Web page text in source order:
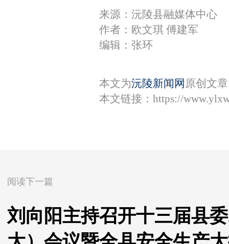
来源：沅陵县融媒体中心
作者：欧文琪 傅建军
编辑：张环
本文为沅陵新闻网 原创文
本文链接： https://
阅读下一篇
刘向阳主持召开十三届县